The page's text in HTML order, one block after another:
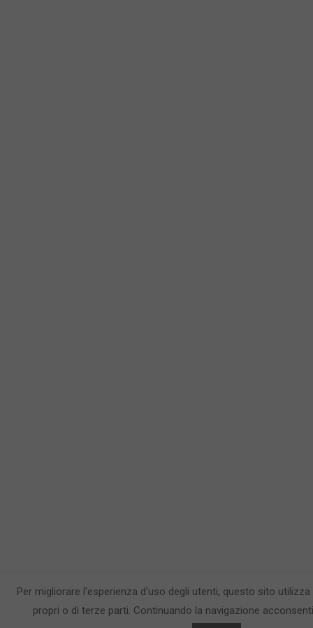
Per migliorare l'esperienza d'uso degli utenti, questo sito
propri o di terze parti. Continuando la navigazione